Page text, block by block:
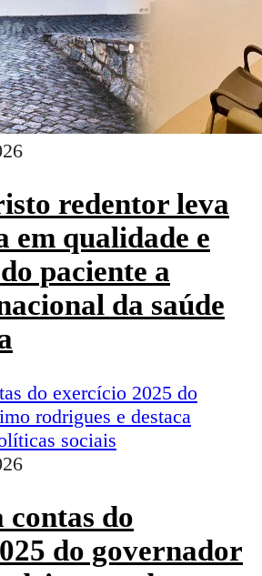
redentor leva
em qualidade e
paciente a
da saúde
contas do
do governador